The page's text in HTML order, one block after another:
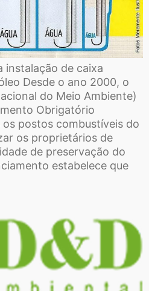
instalação de caixa
Desde o ano 2000, o
do Meio Ambiente)
Obrigatório
postos combustíveis do
os proprietários de
de preservação do
estabelece que